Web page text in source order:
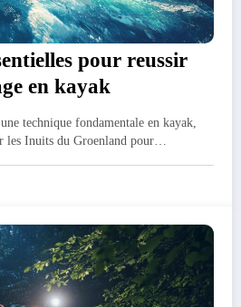
pour reussir
en kayak
technique fondamentale en kayak,
les Inuits du Groenland pour…